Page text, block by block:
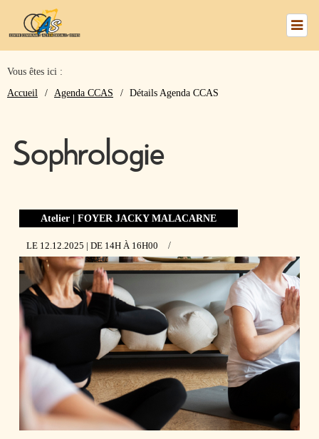
numéros
Nous
Le
CCAS
Mes
Services
Halte répit
PAUSETO
plaquettes
Vous êtes ici :
Accueil
Agenda CCAS Détails Agenda CCAS
Sophrologie
Atelier | FOYER JACKY MALACARNE
LE 12.12.2025 | DE 14H À 16H00 /